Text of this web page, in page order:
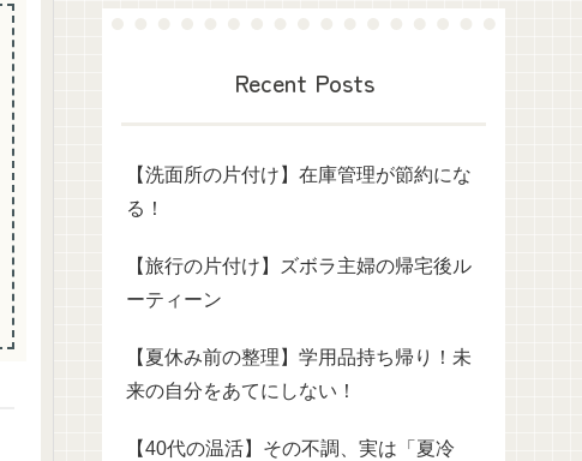
Recent Posts
【洗面所の片付け】在庫管理が節約にな
る！
【旅行の片付け】ズボラ主婦の帰宅後ル
ーティーン
【夏休み前の整理】学用品持ち帰り！未
来の自分をあてにしない！
【40代の温活】その不調、実は「夏冷